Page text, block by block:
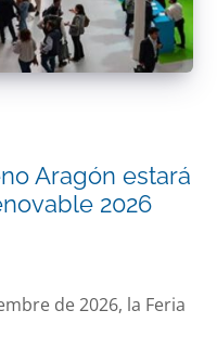
Aragón estará
2026
de 2026, la Feria